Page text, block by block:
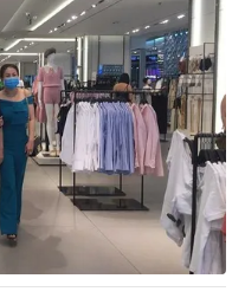
Việt Nam
điện tử số 483/GP-BTTTT